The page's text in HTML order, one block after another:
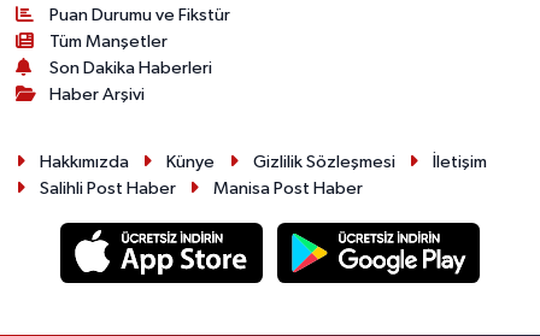
Puan Durumu ve Fikstür
Tüm Manşetler
Son Dakika Haberleri
Haber Arşivi
Hakkımızda Künye Gizlilik Sözleşmesi
İletişim
Salihli Post Haber
Manisa Post Haber